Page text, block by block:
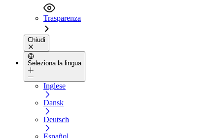
Trasparenza
Chiudi
Seleziona la lingua
Inglese
Dansk
Deutsch
Español